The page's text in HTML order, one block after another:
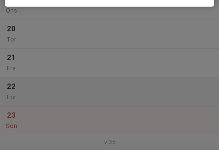
Ons
20
Tor
21
Fre
22
Lör
23
Sön
v.35